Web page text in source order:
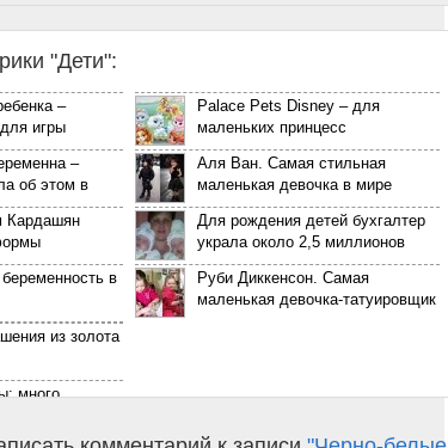
"Дети":
–
игры
Palace Pets Disney – для
маленьких принцесс
–
об этом в
Аля Ван. Самая стильная
маленькая девочка в мире
Кардашян
Для рождения детей бухгалтер
украла около 2,5 миллионов
в
Руби Диккенсон. Самая
маленькая девочка-татуировщик
из золота
много